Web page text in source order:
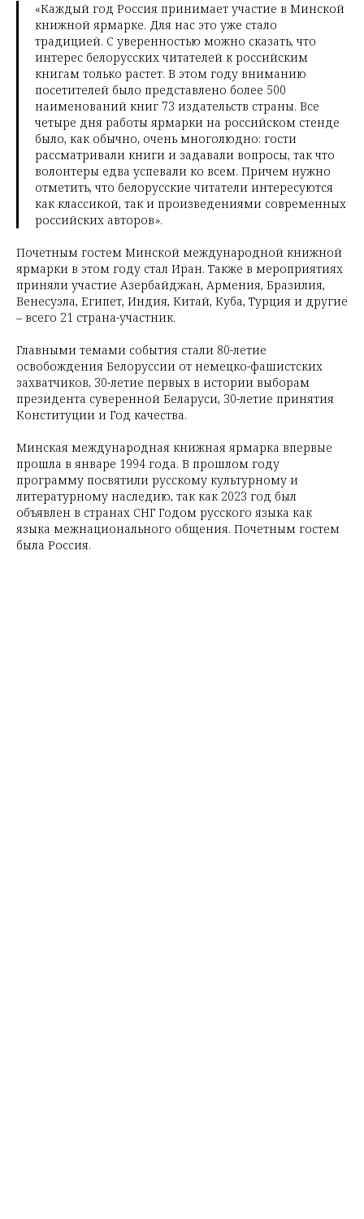
«Каждый год Россия принимает участие в Минской
книжной ярмарке. Для нас это уже стало
традицией. С уверенностью можно сказать, что
интерес белорусских читателей к российским
книгам только растет. В этом году вниманию
посетителей было представлено более 500
наименований книг 73 издательств страны. Все
четыре дня работы ярмарки на российском стенде
было, как обычно, очень многолюдно: гости
рассматривали книги и задавали вопросы, так что
волонтеры едва успевали ко всем. Причем нужно
отметить, что белорусские читатели интересуются
как классикой, так и произведениями современных
российских авторов».
Почетным гостем Минской международной книжной
ярмарки в этом году стал Иран. Также в мероприятиях
приняли участие Азербайджан, Армения, Бразилия,
Венесуэла, Египет, Индия, Китай, Куба, Турция и другие
– всего 21 страна-участник.
Главными темами события стали 80-летие
освобождения Белоруссии от немецко-фашистских
захватчиков, 30-летие первых в истории выборам
президента суверенной Беларуси, 30-летие принятия
Конституции и Год качества.
Минская международная книжная ярмарка впервые
прошла в январе 1994 года. В прошлом году
программу посвятили русскому культурному и
литературному наследию, так как 2023 год был
объявлен в странах СНГ Годом русского языка как
языка межнационального общения. Почетным гостем
была Россия.